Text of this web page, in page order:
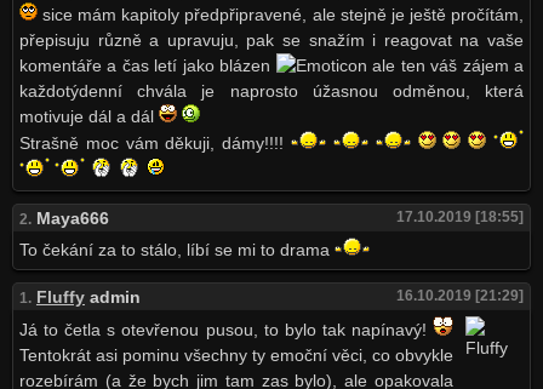
sice mám kapitoly předpřipravené, ale stejně je ještě pročítám,
přepisuju různě a upravuju, pak se snažím i reagovat na vaše
komentáře a čas letí jako blázen
ale ten váš zájem a
každotýdenní chvála je naprosto úžasnou odměnou, která
motivuje dál a dál
Strašně moc vám děkuji, dámy!!!!
2.Maya666 17.10.2019 [18:55]
To čekání za to stálo, líbí se mi to drama
1. Fluffyadmin 16.10.2019 [21:29]
Já to četla s otevřenou pusou, to bylo tak napínavý!
Tentokrát asi pominu všechny ty emoční věci, co obvykle
rozebírám (a že bych jim tam zas bylo), ale opakovala